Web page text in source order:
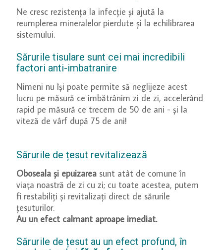
Ne cresc rezistența la infecție și ajută la
reumplerea mineralelor pierdute și la echilibrarea
sistemului.
Sărurile tisulare sunt cei mai incredibili
factori anti-imbatranire
Nimeni nu își poate permite să neglijeze acest
lucru pe măsură ce îmbătrânim zi de zi, accelerând
rapid pe măsură ce trecem de 50 de ani - și la
viteză de vârf după 75 de ani!
Sărurile de țesut revitalizează
Oboseala și epuizarea sunt atât de comune în
viața noastră de zi cu zi; cu toate acestea, putem
fi restabiliți și revitalizați direct de sărurile
țesuturilor.
Au un efect calmant aproape imediat.
Sărurile de țesut au un efect profund, în